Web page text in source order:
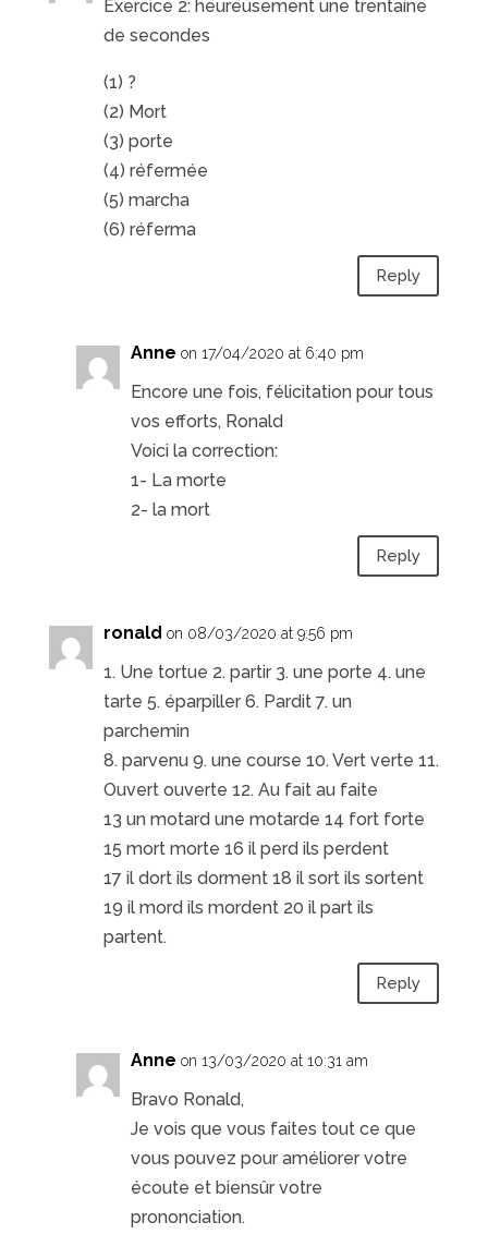
Exercice 2: heureusement une trentaine
de secondes
(1) ?
(2) Mort
(3) porte
(4) réfermée
(5) marcha
(6) réferma
Reply
Anne on 17/04/2020 at 6:40 pm
Encore une fois, félicitation pour tous
vos efforts, Ronald
Voici la correction:
1- La morte
2- la mort
Reply
ronald on 08/03/2020 at 9:56 pm
1. Une tortue 2. partir 3. une porte 4. une
tarte 5. éparpiller 6. Pardit 7. un
parchemin
8. parvenu 9. une course 10. Vert verte 11.
Ouvert ouverte 12. Au fait au faite
13 un motard une motarde 14 fort forte
15 mort morte 16 il perd ils perdent
17 il dort ils dorment 18 il sort ils sortent
19 il mord ils mordent 20 il part ils
partent.
Reply
Anne on 13/03/2020 at 10:31 am
Bravo Ronald,
Je vois que vous faites tout ce que
vous pouvez pour améliorer votre
écoute et biensûr votre
prononciation.